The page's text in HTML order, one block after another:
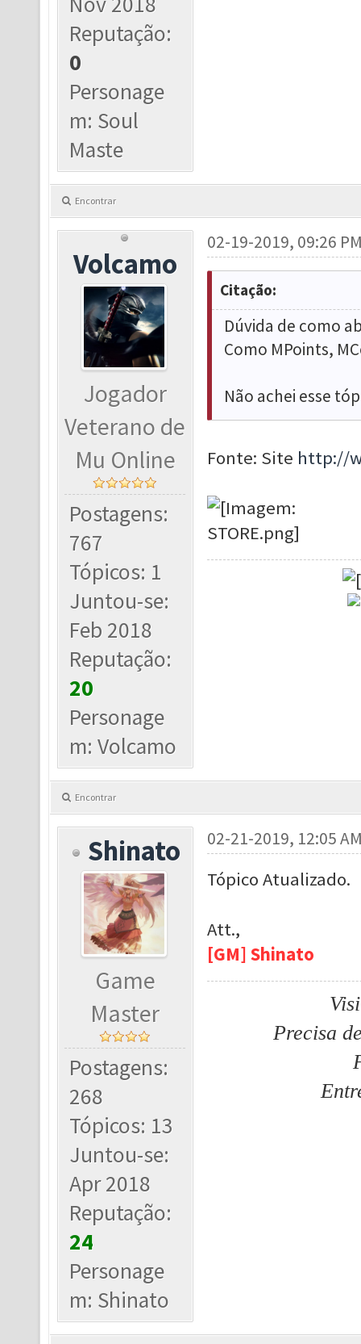
Reputação:
0
Personage
m: Soul
Maste
Encontrar
Volcamo
Jogador
Veterano de
Mu Online
Postagens:
767
Tópicos: 1
Juntou-se:
Feb 2018
Reputação:
20
Personage
m: Volcamo
02-19-2019, 09:26
Citação:
Dúvida de como
Como MPoints,
Não achei esse
Fonte: Site http://
Encontrar
Shinato
Game
Master
Postagens:
268
Tópicos: 13
Juntou-se:
Apr 2018
Reputação:
24
Personage
m: Shinato
02-21-2019, 12:05
Tópico Atualizado.
Att.,
[GM] Shinato
Precisa